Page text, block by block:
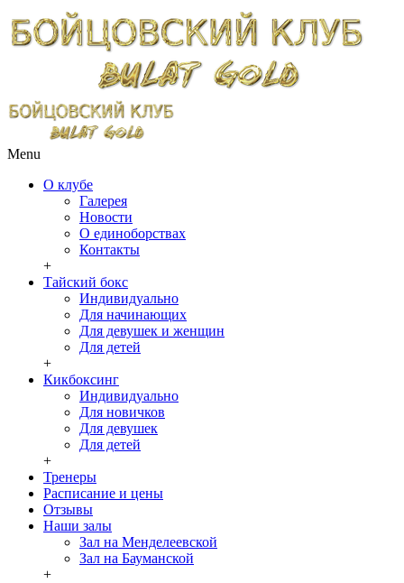
Menu
О клубе
Галерея
Новости
О единоборствах
Контакты
+
Тайский бокс
Индивидуально
Для начинающих
Для девушек и женщин
Для детей
+
Кикбоксинг
Индивидуально
Для новичков
Для девушек
Для детей
+
Тренеры
Расписание и цены
Отзывы
Наши залы
Зал на Менделеевской
Зал на Бауманской
+